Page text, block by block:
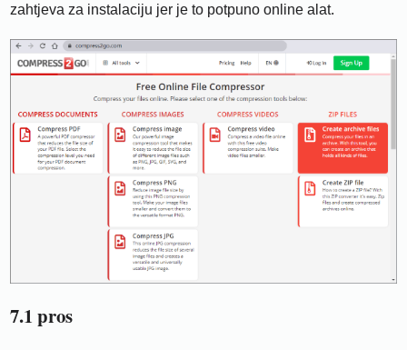
zahtjeva za instalaciju jer je to potpuno online alat.
7.1 pros